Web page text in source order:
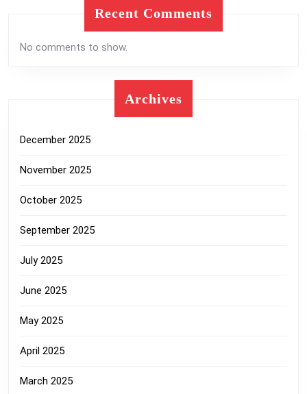
Recent Comments
No comments to show.
Archives
December 2025
November 2025
October 2025
September 2025
July 2025
June 2025
May 2025
April 2025
March 2025